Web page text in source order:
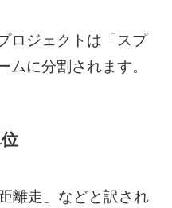
ロジェクトは「スプ
ムに分割されます。
離走」などと訳され